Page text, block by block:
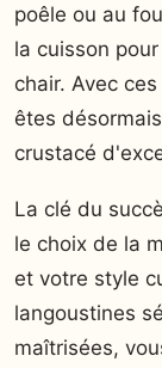
poêle ou au
la cuisson
chair. Avec
êtes
crustacé
La clé du
le choix de la
et votre style
langoustines
maîtrisées,